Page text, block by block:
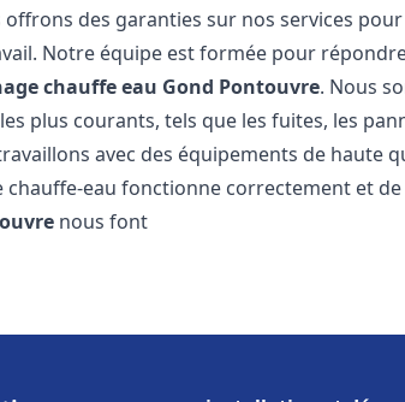
des garanties sur nos services
Notre équipe est formée pour
chauffe eau Gond Pontouvre. Nous
plus courants, tels que les fuites, les
avec des équipements de haute
chauffe-eau fonctionne correctement et
nous font